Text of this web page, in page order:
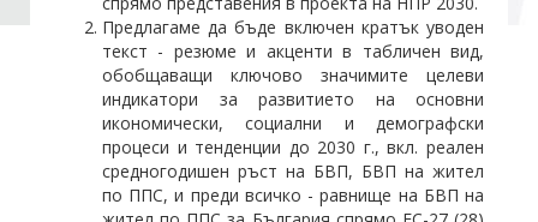
Предлагаме да бъде включен кратък уводен
текст - резюме и акценти в табличен вид,
обобщаващи ключово значимите целеви
индикатори за развитието на основни
икономически, социални и демографски
процеси и тенденции до 2030 г., вкл. реален
средногодишен ръст на БВП, БВП на жител
по ППС, и преди всичко - равнище на БВП на